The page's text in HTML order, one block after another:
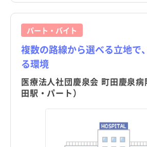
パート・バイト
複数の路線から選べる立地で
る環境
医療法人社団慶泉会 町田慶泉
田駅・パート）